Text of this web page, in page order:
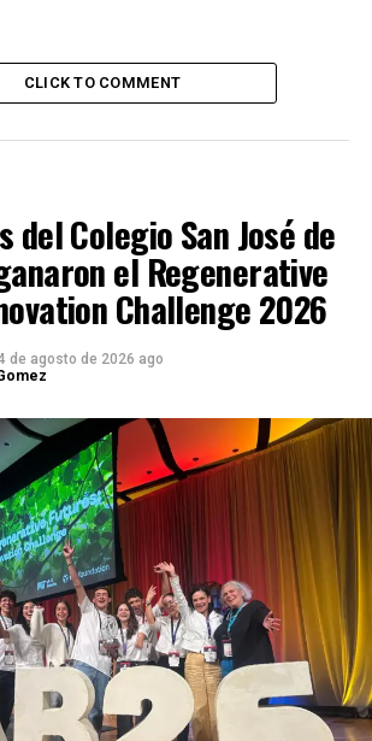
CLICK TO COMMENT
del Colegio San José de
el Regenerative
Challenge 2026
de agosto de 2026 ago